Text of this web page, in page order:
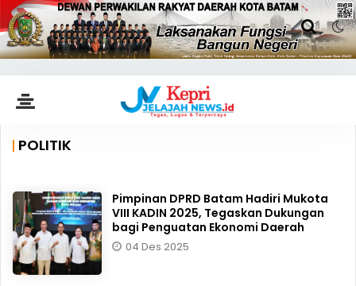
POLITIK
Pimpinan DPRD Batam Hadiri Mukota
VIII KADIN 2025, Tegaskan Dukungan
bagi Penguatan Ekonomi Daerah
04 Des 2025